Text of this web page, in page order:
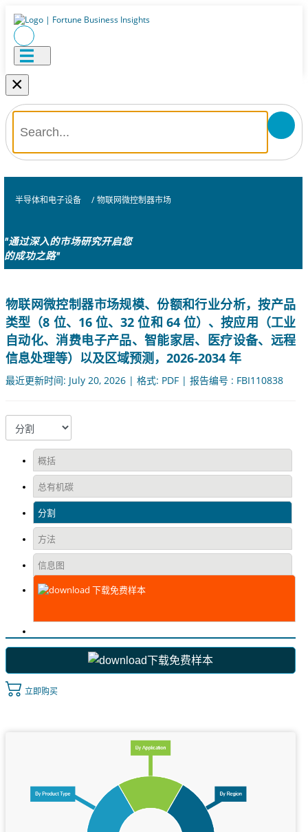
×
半导体和电子设备 / 物联网微控制器市场
"通过深入的市场研究开启您
的成功之路"
物联网微控制器市场规模、份额和行业分析，按产品
类型（8 位、16 位、32 位和 64 位）、按应用（工业
自动化、消费电子产品、智能家居、医疗设备、远程
信息处理等）以及区域预测，2026-2034 年
最近更新时间: July 20, 2026 | 格式: PDF | 报告编号 : FBI110838
概括
总有机碳
分割
方法
信息图
下载免费样本
下载免费样本
立即购买